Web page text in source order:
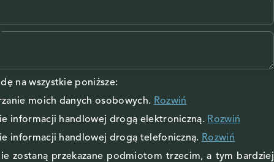
na wszystkie poniższe:
moich danych osobowych. Rozwiń
informacji handlowej drogą elektroniczną. Rozwiń
informacji handlowej drogą telefoniczną. Rozwiń
zostaną przekazane podmiotom trzecim, a tym bardziej